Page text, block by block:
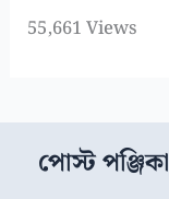
55,661 Views
পোস্ট পঞ্জিকা